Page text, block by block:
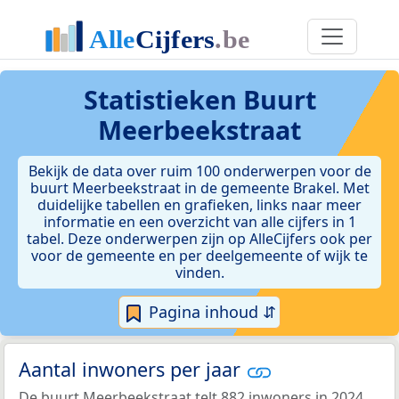
Statistieken Buurt
Meerbeekstraat
Bekijk de data over ruim 100 onderwerpen voor de
buurt Meerbeekstraat in de gemeente Brakel. Met
duidelijke tabellen en grafieken, links naar meer
informatie en een overzicht van alle cijfers in 1
tabel. Deze onderwerpen zijn op AlleCijfers ook per
voor de gemeente en per deelgemeente of wijk te
vinden.
Pagina inhoud ⇵
Aantal inwoners per jaar